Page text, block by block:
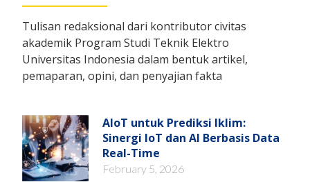
Tulisan redaksional dari kontributor civitas
akademik Program Studi Teknik Elektro
Universitas Indonesia dalam bentuk artikel,
pemaparan, opini, dan penyajian fakta
AIoT untuk Prediksi Iklim:
Sinergi IoT dan AI Berbasis Data
Real-Time
February 5, 2026